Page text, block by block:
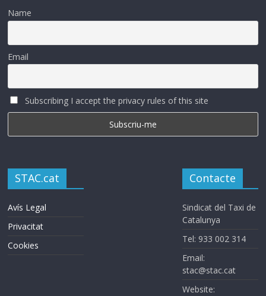
Name
Email
Subscribing I accept the privacy rules of this site
STAC.cat
Avís Legal
Privacitat
Cookies
Contacte
Sindicat del Taxi de
Catalunya
Tel: 933 002 314
Email:
stac@stac.cat
Website: